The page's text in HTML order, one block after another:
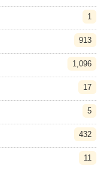
1
913
1,096
17
5
432
11